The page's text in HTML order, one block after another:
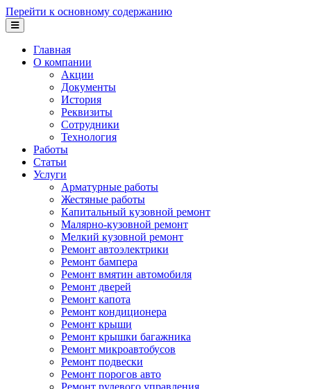
Перейти к основному содержанию
Главная
О компании
Акции
Документы
История
Реквизиты
Сотрудники
Технология
Работы
Статьи
Услуги
Арматурные работы
Жестяные работы
Капитальный кузовной ремонт
Малярно-кузовной ремонт
Мелкий кузовной ремонт
Ремонт автоэлектрики
Ремонт бампера
Ремонт вмятин автомобиля
Ремонт дверей
Ремонт капота
Ремонт кондиционера
Ремонт крыши
Ремонт крышки багажника
Ремонт микроавтобусов
Ремонт подвески
Ремонт порогов авто
Ремонт рулевого управления